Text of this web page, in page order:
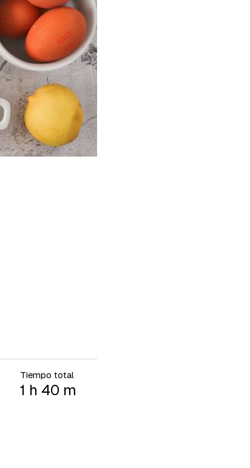
Tiempo total
1 h 40 m